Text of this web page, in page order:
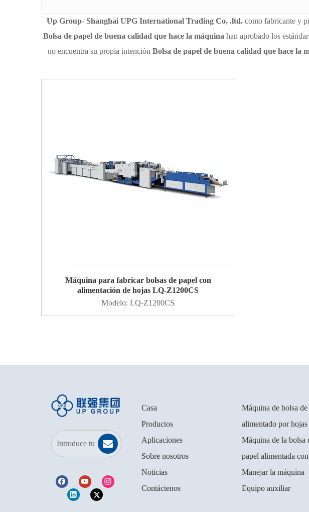
Up Group- Shanghai UPG International Trading Co, .ltd.como fabricante y
Bolsa de papel de buena calidad que hace la máquina han aprobado los
no encuentra su propia intención Bolsa de papel de buena calidad que hace la
Máquina para fabricar bolsas de papel con
alimentación de hojas LQ-Z1200CS
Modelo: LQ-Z1200CS
Casa
Productos
Aplicaciones
Sobre nosotros
Noticias
Contáctenos
Máquina de bolsa de
alimentado por hojas
Máquina de la bolsa
papel alimentada
Manejar la máquina
Equipo auxiliar